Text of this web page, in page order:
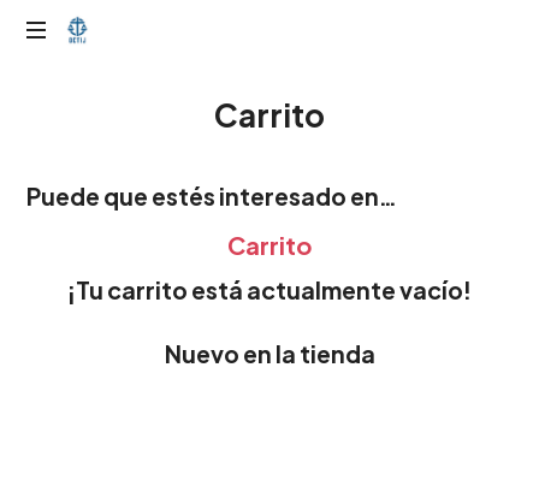
OTIJobservador
Carrito
Puede que estés interesado en…
Carrito
¡Tu carrito está actualmente vacío!
Nuevo en la tienda